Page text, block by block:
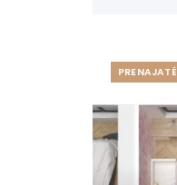
PRENAJATÉ